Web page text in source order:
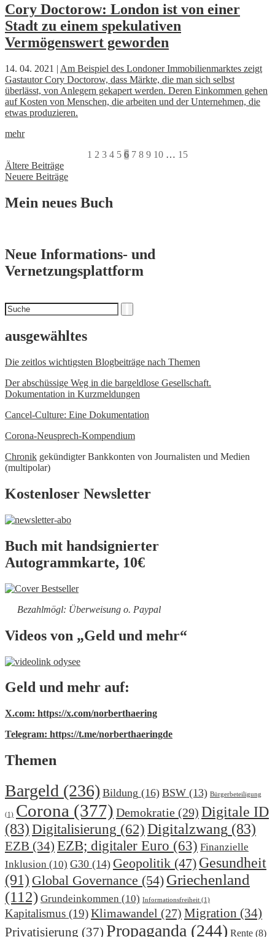
Cory Doctorow: London ist von einer
Stadt zu einem spekulativen
Vermögenswert geworden
14. 04. 2021 | Am Beispiel des Londoner Immobilienmarktes zeigt
Gastautor Cory Doctorow, dass Märkte, die man sich selbst
überlässt, von Anlegern gekapert werden. Deren Einkommen gehen
auf Kosten von Menschen, die arbeiten und der Unternehmen, die
etwas produzieren.
mehr
1 2 3 4 5 6 7 8 9 10 … 15
Beitragsnavigation
Ältere Beiträge
Neuere Beiträge
Mein neues Buch
Neue Informations- und
Vernetzungsplattform
Suchen
nach
ausgewähltes
Die zeitlos wichtigsten Blogbeiträge nach Themen
Der abschüssige Weg in die bargeldlose Gesellschaft.
Dokumentation in Kurzmeldungen
Cancel-Culture: Eine Dokumentation
Corona-Neusprech-Kompendium
Chronik gekündigter Bankkonten von Journalisten und Medien
(multipolar)
Kostenloser Newsletter
Buch mit handsignierter
Autogrammkarte, 10€
Bezahlmögl: Überweisung o. Paypal
Videos von „Geld und mehr“
Geld und mehr auf:
X.com: https://x.com/norberthaering
Telegram: https://t.me/norberthaeringde
Themen
Bargeld (236) Bildung (16) BSW (13) Bürgerbeteiligung
(1) Corona (377) Demokratie (29) Digitale ID
(83) Digitalisierung (62) Digitalzwang (83)
EZB (34) EZB; digitaler Euro (63) Finanzielle
Inklusion (10) G30 (14) Geopolitik (47) Gesundheit
(91) Global Governance (54) Griechenland
(112) Grundeinkommen (10) Informationsfreiheit (1)
Kapitalismus (19)Klimawandel (27) Migration (34)
Privatisierung (37) Propaganda (244) Rente (8)